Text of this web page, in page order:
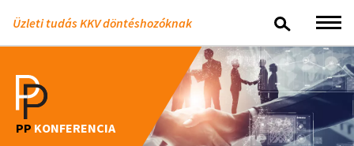
Üzleti tudás KKV döntéshozóknak
PP KONFERENCIA